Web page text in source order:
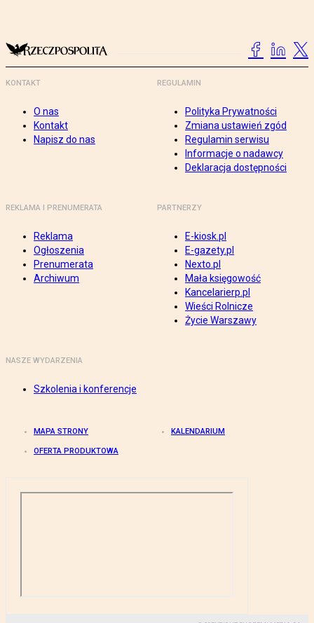
KONTAKT
O nas
Kontakt
Napisz do nas
REGULAMIN
Polityka Prywatności
Zmiana ustawień zgód
Regulamin serwisu
Informacje o nadawcy
Deklaracja dostępności
REKLAMA I PRENUMERATA
Reklama
Ogłoszenia
Prenumerata
Archiwum
PARTNERZY
E-kiosk.pl
E-gazety.pl
Nexto.pl
Mała księgowość
Kancelarierp.pl
Wieści Rolnicze
Życie Warszawy
NASZE WYDARZENIA
Szkolenia i konferencje
MAPA STRONY KALENDARIUM
OFERTA PRODUKTOWA